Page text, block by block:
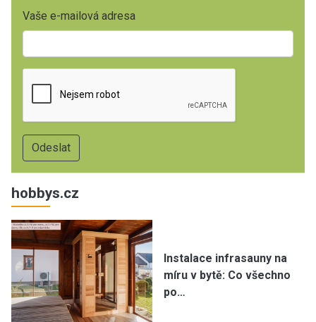
Vaše e-mailová adresa
hobbys.cz
Instalace infrasauny na
míru v bytě: Co všechno
po…